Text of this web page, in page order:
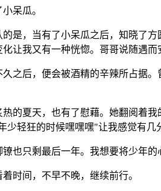
呆瓜。
是，当有了小呆瓜之后，知晓了
让我又有一种恍惚。哥哥说随遇
之后，便会被酒精的辛辣所占据
的夏天，也有了慰藉。她翻阅着
轻狂的时候嘿嘿嘿"让我感觉有
也只剩最后一年。我想要将少年
时间，不早不晚，继续前行。